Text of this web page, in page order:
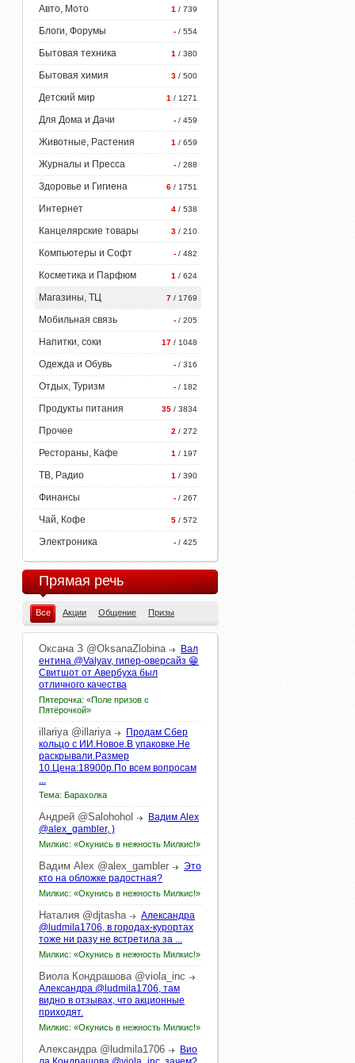
1 / 739
Авто, Мото
- / 554
Блоги, Форумы
1 / 380
Бытовая техника
3 / 500
Бытовая химия
1 / 1271
Детский мир
- / 459
Для Дома и Дачи
1 / 659
Животные, Растения
- / 288
Журналы и Пресса
6 / 1751
Здоровье и Гигиена
4 / 538
Интернет
3 / 210
Канцелярские товары
- / 482
Компьютеры и Софт
1 / 624
Косметика и Парфюм
7 / 1769
Магазины, ТЦ
- / 205
Мобильная связь
17 / 1048
Напитки, соки
- / 316
Одежда и Обувь
- / 182
Отдых, Туризм
35 / 3834
Продукты питания
2 / 272
Прочее
1 / 197
Рестораны, Кафе
1 / 390
ТВ, Радио
- / 267
Финансы
5 / 572
Чай, Кофе
- / 425
Электроника
Прямая речь
Все Акции Общение Призы
Оксана З @OksanaZlobina
Вал
ентина @Valyav, гипер-оверсайз 😁
Свитшот от Авербуха был
отличного качества
Пятерочка: «Поле призов с
Пятёрочкой»
illariya @illariya
Продам Сбер
кольцо с ИИ.Новое.В упаковке.Не
раскрывали.Размер
10.Цена:18900р.По всем вопросам
...
Тема: Барахолка
Андрей @Salohohol
Вадим Alex
@alex_gambler, )
Милкис: «Окунись в нежность Милкис!»
Вадим Alex @alex_gambler
Это
кто на обложке радостная?
Милкис: «Окунись в нежность Милкис!»
Наталия @djtasha
Александра
@ludmila1706, в городах-курортах
тоже ни разу не встретила за ...
Милкис: «Окунись в нежность Милкис!»
Виола Кондрашова @viola_inc
Александра @ludmila1706, там
видно в отзывах, что акционные
приходят.
Милкис: «Окунись в нежность Милкис!»
Александра @ludmila1706
Вио